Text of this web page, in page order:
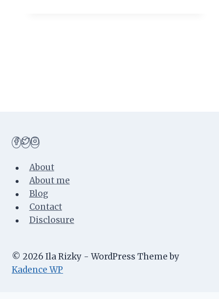
About
About me
Blog
Contact
Disclosure
© 2026 Ila Rizky - WordPress Theme by
Kadence WP